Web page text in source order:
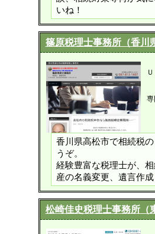
いね！
篠原税理士事務所（香川
専
香川県高松市で相続税
うぞ。
経験豊富な税理士が、
産の名義変更、遺言作
松崎佳史税理士事務所（